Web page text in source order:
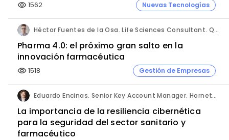
visibility 1562 Nuevas Tecnologías
Héctor Fuentes de la Osa. Life Sciences Consultant. QbD Group.
Pharma 4.0: el próximo gran salto en la
innovación farmacéutica
visibility 1518 Gestión de Empresas
Eduardo Encinas. Senior Key Account Manager. Hornetsecurity en Iberia.
La importancia de la resiliencia cibernética
para la seguridad del sector sanitario y
farmacéutico